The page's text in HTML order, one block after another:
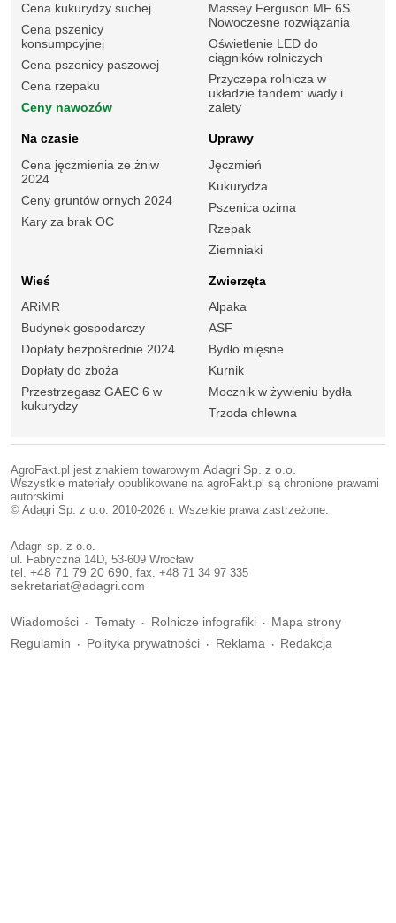
Cena kukurydzy suchej
Cena pszenicy
konsumpcyjnej
Cena pszenicy paszowej
Cena rzepaku
Ceny nawozów
Massey Ferguson MF 6S.
Nowoczesne rozwiązania
Oświetlenie LED do
ciągników rolniczych
Przyczepa rolnicza w
układzie tandem: wady i
zalety
Na czasie
Cena jęczmienia ze żniw
2024
Ceny gruntów ornych 2024
Kary za brak OC
Uprawy
Jęczmień
Kukurydza
Pszenica ozima
Rzepak
Ziemniaki
Wieś
ARiMR
Budynek gospodarczy
Dopłaty bezpośrednie 2024
Dopłaty do zboża
Przestrzegasz GAEC 6 w
kukurydzy
Zwierzęta
Alpaka
ASF
Bydło mięsne
Kurnik
Mocznik w żywieniu bydła
Trzoda chlewna
AgroFakt.pl jest znakiem towarowym Adagri Sp. z o.o.
Wszystkie materiały opublikowane na agroFakt.pl są chronione prawami
autorskimi
© Adagri Sp. z o.o. 2010-2026 r. Wszelkie prawa zastrzeżone.
Adagri sp. z o.o.
ul. Fabryczna 14D, 53-609 Wrocław
tel. +48 71 79 20 690 , fax. +48 71 34 97 335
sekretariat@adagri.com
Wiadomości Tematy Rolnicze infografiki
Mapa strony
Regulamin
Polityka prywatności Reklama Redakcja